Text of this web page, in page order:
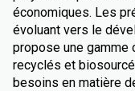
économiques. Les
évoluant vers le
propose une
recyclés et
besoins en matière